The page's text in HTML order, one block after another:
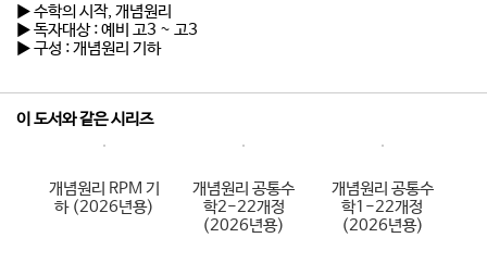
▶ 수학의 시작, 개념원리
▶ 독자대상 : 예비 고3 ~ 고3
▶ 구성 : 개념원리 기하
이 도서와 같은 시리즈
개념원리 RPM 기
하 (2026년용)
개념원리 공통수
학2-22개정
(2026년용)
개념원리 공통수
학1-22개정
(2026년용)